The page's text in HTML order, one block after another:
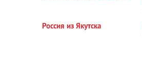
Россия из Якутска